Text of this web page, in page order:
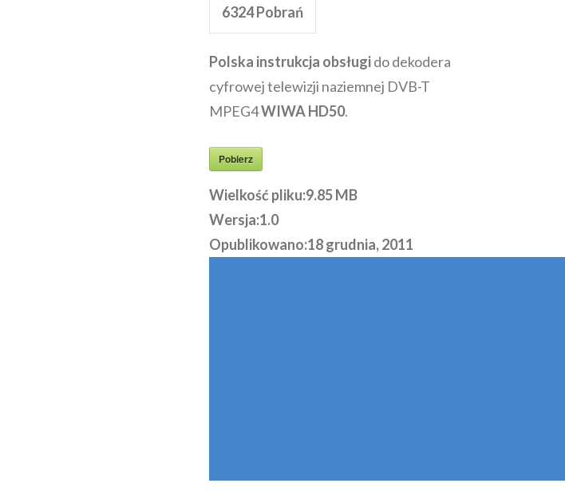
6324Pobrań
Polska instrukcja obsługido dekodera
cyfrowej telewizji naziemnej DVB-T
MPEG4WIWA HD50.
Pobierz
Wielkość pliku:9.85 MB
Wersja:1.0
Opublikowano:18 grudnia, 2011